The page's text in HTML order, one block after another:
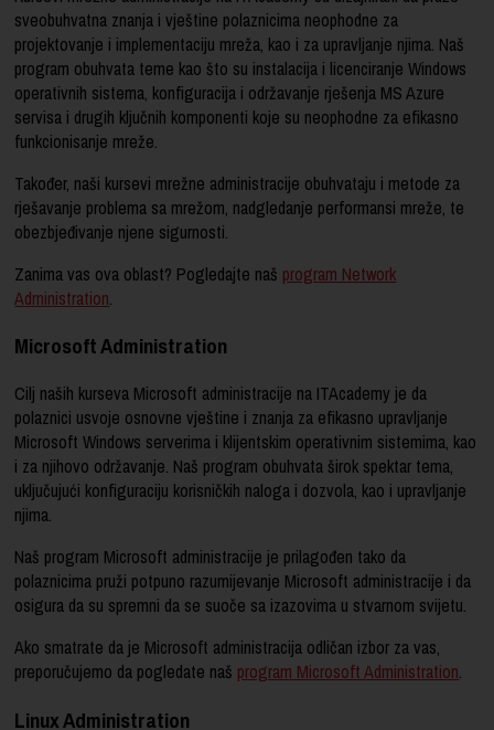
sveobuhvatna znanja i vještine polaznicima neophodne za
projektovanje i implementaciju mreža, kao i za upravljanje njima. Naš
program obuhvata teme kao što su instalacija i licenciranje Windows
operativnih sistema, konfiguracija i održavanje rješenja MS Azure
servisa i drugih ključnih komponenti koje su neophodne za efikasno
funkcionisanje mreže.
Također, naši kursevi mrežne administracije obuhvataju i metode za
rješavanje problema sa mrežom, nadgledanje performansi mreže, te
obezbjeđivanje njene sigurnosti.
Zanima vas ova oblast? Pogledajte naš program Network
Administration.
Microsoft Administration
Cilj naših kurseva Microsoft administracije na ITAcademy je da
polaznici usvoje osnovne vještine i znanja za efikasno upravljanje
Microsoft Windows serverima i klijentskim operativnim sistemima, kao
i za njihovo održavanje. Naš program obuhvata širok spektar tema,
uključujući konfiguraciju korisničkih naloga i dozvola, kao i upravljanje
njima.
Naš program Microsoft administracije je prilagođen tako da
polaznicima pruži potpuno razumijevanje Microsoft administracije i da
osigura da su spremni da se suoče sa izazovima u stvarnom svijetu.
Ako smatrate da je Microsoft administracija odličan izbor za vas,
preporučujemo da pogledate naš program Microsoft Administration.
Linux Administration